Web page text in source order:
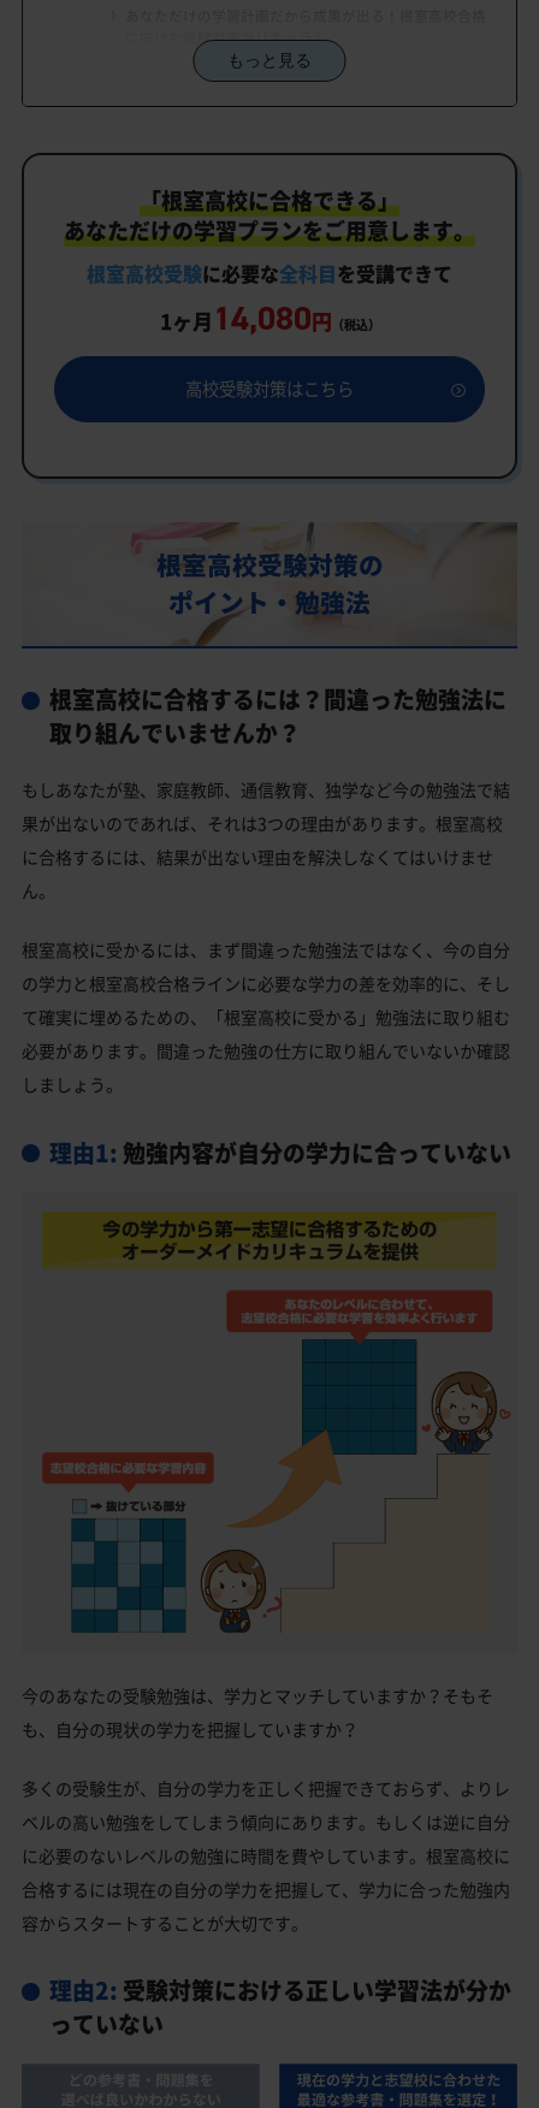
に向けた受験対策カリキュラム
学習効果をしっかり確認定着度テスト
イドカリキュラム」だから成果が出る！
カリキュラムや料金についてお気軽にご相談くださ
い
根室高校受験専門のオンライン家庭教師「いつでも
クイック指導」もご用意
根室高校の特徴
教育理念
根室高校の偏差値
根室高校合格に必要な内申点の目安
内申点の計算方法
根室高校の所在地・アクセス
私立大学
根室高校と偏差値が近い私立・国立高校一覧
根室高校受験生からのよくある質問
もっと見る
「根室高校に合格できる」
あなただけの学習プランをご用意します。
根室高校受験に必要な全科目を受講できて
1ヶ月 14,080円 （税込）
高校受験対策はこちら
根室高校受験対策の
ポイント・勉強法
根室高校に合格するには？間違った勉強法に
取り組んでいませんか？
もしあなたが塾、家庭教師、通信教育、独学など今の勉強法で結
果が出ないのであれば、それは3つの理由があります。根室高校
に合格するには、結果が出ない理由を解決しなくてはいけませ
ん。
根室高校に受かるには、まず間違った勉強法ではなく、今の自分
の学力と根室高校合格ラインに必要な学力の差を効率的に、そし
て確実に埋めるための、「根室高校に受かる」勉強法に取り組む
必要があります。間違った勉強の仕方に取り組んでいないか確認
しましょう。
理由1: 勉強内容が自分の学力に合っていない
今のあなたの受験勉強は、学力とマッチしていますか？そもそ
も、自分の現状の学力を把握していますか？
多くの受験生が、自分の学力を正しく把握できておらず、よりレ
ベルの高い勉強をしてしまう傾向にあります。もしくは逆に自分
に必要のないレベルの勉強に時間を費やしています。根室高校に
合格するには現在の自分の学力を把握して、学力に合った勉強内
容からスタートすることが大切です。
理由2: 受験対策における正しい学習法が分か
っていない